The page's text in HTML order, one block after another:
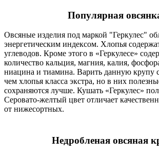
Популярная
Овсяные изделия под маркой "Геркулес"
энергетическим индексом. Хлопья
углеводов. Кроме этого в «Геркулесе»
количество кальция, магния, калия,
ниацина и тиамина. Варить данную крупу
чем хлопья класса экстра, но в них
сохраняются лучше. Кушать «Геркулес»
Серовато-желтый цвет отличает
от нижесортных.
Недробленая овсяная